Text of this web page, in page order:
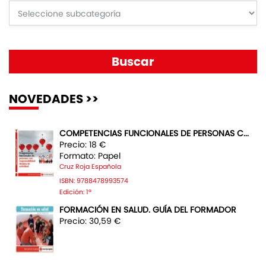
NOVEDADES >>
COMPETENCIAS FUNCIONALES DE PERSONAS C...
Precio: 18 €
Formato: Papel
Cruz Roja Española
ISBN: 9788478993574
Edición: 1ª
FORMACIÓN EN SALUD. GUÍA DEL FORMADOR
Precio: 30,59 €